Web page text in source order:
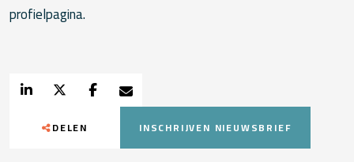
profielpagina.
DELEN INSCHRIJVEN NIEUWSBRIEF